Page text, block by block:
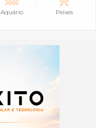
Aquário Peixes